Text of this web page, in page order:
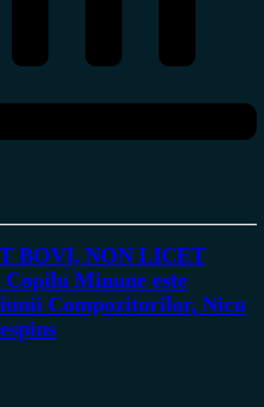
BOVI, NON LICET
Minune este
Compozitorilor, Nicu